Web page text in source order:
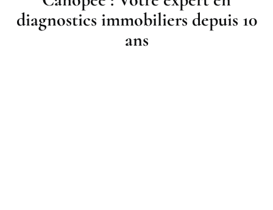
diagnostics immobiliers depuis 10
ans